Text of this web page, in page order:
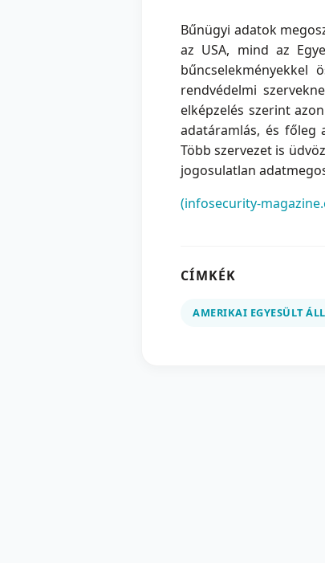
Bűnügyi adatok
az USA, mind az
bűncselekményekkel
rendvédelmi
elképzelés szerint
adatáramlás, és főleg
Több szervezet is
jogosulatlan
(infosecurity-
CÍMKÉK
AMERIKAI EGYESÜLT